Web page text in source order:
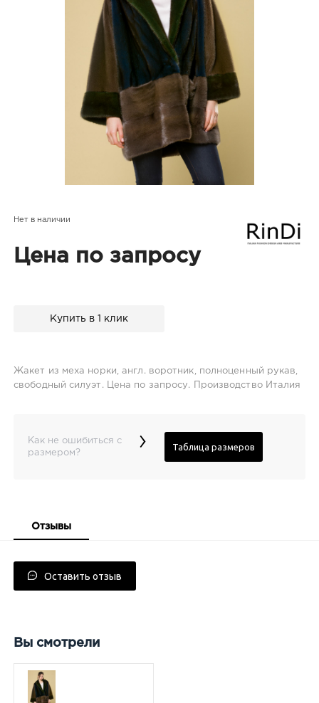
Нет в наличии
Цена по запросу
Купить в 1 клик
Жакет из меха норки, англ. воротник, полноценный рукав,
свободный силуэт. Цена по запросу. Производство Италия
Как не ошибиться с
размером?
› Таблица размеров
Отзывы
Оставить отзыв
Вы смотрели